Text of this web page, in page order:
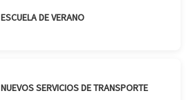
ESCUELA DE VERANO
NUEVOS SERVICIOS DE TRANSPORTE